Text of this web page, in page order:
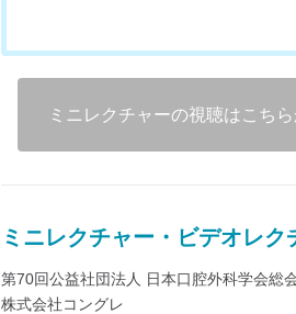
ミニレクチャーの視聴はこちら
ミニレクチャー・ビデオレ
第70回公益社団法人 日本口腔外科学会総
株式会社コングレ